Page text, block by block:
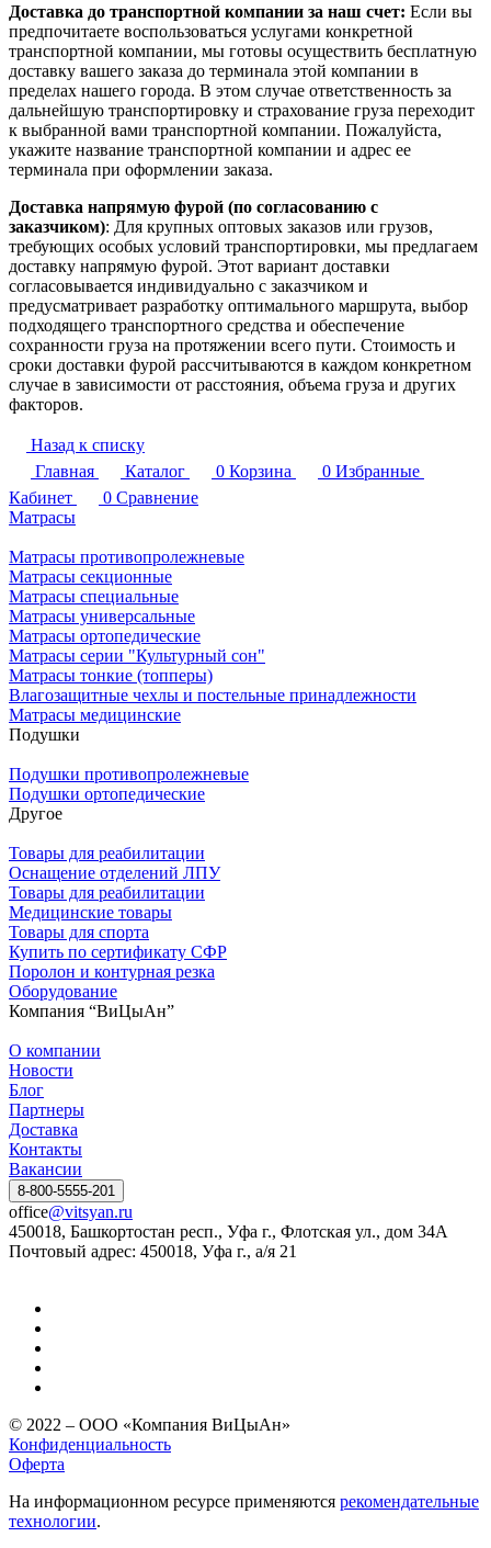
Доставка до транспортной компании за наш счет: Если вы
предпочитаете воспользоваться услугами конкретной
транспортной компании, мы готовы осуществить бесплатную
доставку вашего заказа до терминала этой компании в
пределах нашего города. В этом случае ответственность за
дальнейшую транспортировку и страхование груза переходит
к выбранной вами транспортной компании. Пожалуйста,
укажите название транспортной компании и адрес ее
терминала при оформлении заказа.
Доставка напрямую фурой (по согласованию с
заказчиком): Для крупных оптовых заказов или грузов,
требующих особых условий транспортировки, мы предлагаем
доставку напрямую фурой. Этот вариант доставки
согласовывается индивидуально с заказчиком и
предусматривает разработку оптимального маршрута, выбор
подходящего транспортного средства и обеспечение
сохранности груза на протяжении всего пути. Стоимость и
сроки доставки фурой рассчитываются в каждом конкретном
случае в зависимости от расстояния, объема груза и других
факторов.
Назад к списку
Главная
Каталог 0 Корзина 0 Избранные
Кабинет
0 Сравнение
Матрасы
Матрасы противопролежневые
Матрасы секционные
Матрасы специальные
Матрасы универсальные
Матрасы ортопедические
Матрасы серии "Культурный сон"
Матрасы тонкие (топперы)
Влагозащитные чехлы и постельные принадлежности
Матрасы медицинские
Подушки
Подушки противопролежневые
Подушки ортопедические
Другое
Товары для реабилитации
Оснащение отделений ЛПУ
Товары для реабилитации
Медицинские товары
Товары для спорта
Купить по сертификату СФР
Поролон и контурная резка
Оборудование
Компания “ВиЦыАн”
О компании
Новости
Блог
Партнеры
Доставка
Контакты
Вакансии
8-800-5555-201
office@vitsyan.ru
450018, Башкортостан респ., Уфа г., Флотская ул., дом 34А
Почтовый адрес: 450018, Уфа г., а/я 21
© 2022 – ООО «Компания ВиЦыАн»
Конфиденциальность
Оферта
На информационном ресурсе применяются рекомендательные
технологии.